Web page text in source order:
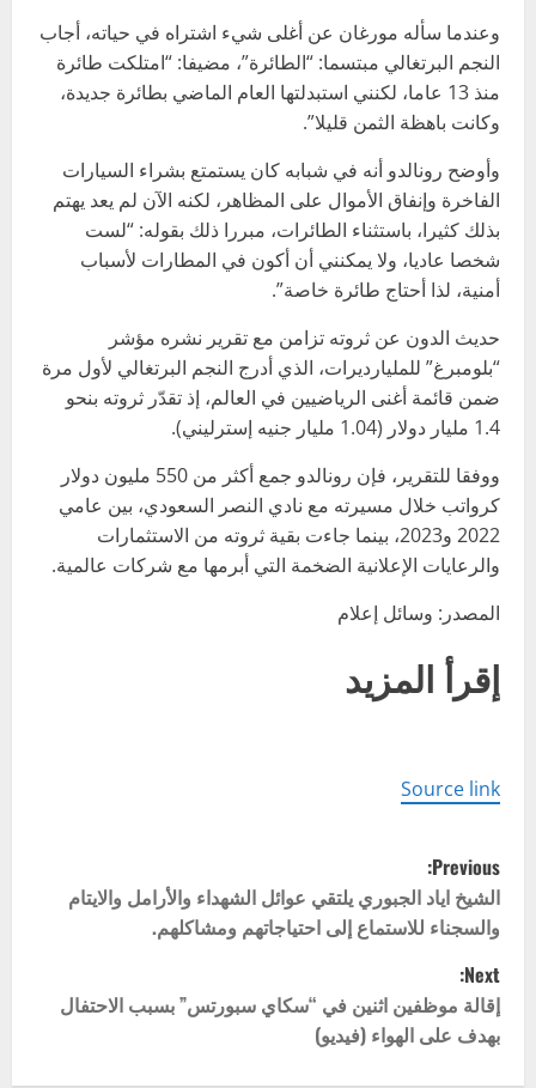
وعندما سأله مورغان عن أغلى شيء اشتراه في حياته، أجاب
النجم البرتغالي مبتسما: “الطائرة”، مضيفا: “امتلكت طائرة
منذ 13 عاما، لكنني استبدلتها العام الماضي بطائرة جديدة،
وكانت باهظة الثمن قليلا”.
وأوضح رونالدو أنه في شبابه كان يستمتع بشراء السيارات
الفاخرة وإنفاق الأموال على المظاهر، لكنه الآن لم يعد يهتم
بذلك كثيرا، باستثناء الطائرات، مبررا ذلك بقوله: “لست
شخصا عاديا، ولا يمكنني أن أكون في المطارات لأسباب
أمنية، لذا أحتاج طائرة خاصة”.
حديث الدون عن ثروته تزامن مع تقرير نشره مؤشر
“بلومبرغ” للمليارديرات، الذي أدرج النجم البرتغالي لأول مرة
ضمن قائمة أغنى الرياضيين في العالم، إذ تقدّر ثروته بنحو
1.4 مليار دولار (1.04 مليار جنيه إسترليني).
ووفقا للتقرير، فإن رونالدو جمع أكثر من 550 مليون دولار
كرواتب خلال مسيرته مع نادي النصر السعودي، بين عامي
2022 و2023، بينما جاءت بقية ثروته من الاستثمارات
والرعايات الإعلانية الضخمة التي أبرمها مع شركات عالمية.
المصدر: وسائل إعلام
إقرأ المزيد
Source link
P
o
s
t
n
Previous:
الشيخ اياد الجبوري يلتقي عوائل الشهداء والأرامل والايتام
والسجناء للاستماع إلى احتياجاتهم ومشاكلهم.
Next:
إقالة موظفين اثنين في “سكاي سبورتس” بسبب الاحتفال
بهدف على الهواء (فيديو)